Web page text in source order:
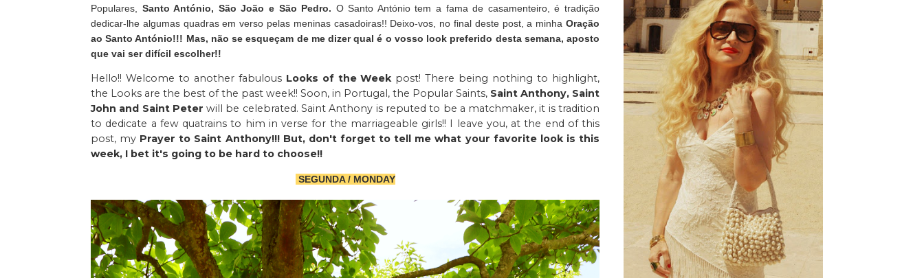
Populares, Santo António, São João e São Pedro. O Santo António tem a fama de casamenteiro, é tradição
dedicar-lhe algumas quadras em verso pelas meninas casadoiras!! Deixo-vos, no final deste post, a minha Oração
ao Santo António!!! Mas, não se esqueçam de me dizer qual é o vosso look preferido desta semana, aposto
que vai ser difícil escolher!!
Hello!! Welcome to another fabulous Looks of the Weekpost! There being nothing to highlight,
the Looks are the best of the past week!! Soon, in Portugal, the Popular Saints, Saint Anthony, Saint
John and Saint Peterwill be celebrated. Saint Anthony is reputed to be a matchmaker, it is tradition
to dedicate a few quatrains to him in verse for the marriageable girls!! I leave you, at the end of this
post, my Prayer to Saint Anthony!!! But, don't forget to tell me what your favorite look is this
week, I bet it's going to be hard to choose!!
SEGUNDA / MONDAY